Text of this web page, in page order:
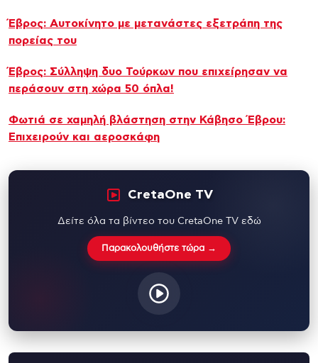
Έβρος: Αυτοκίνητο με μετανάστες εξετράπη της
πορείας του
Έβρος: Σύλληψη δυο Τούρκων που επιχείρησαν να
περάσουν στη χώρα 50 όπλα!
Φωτιά σε χαμηλή βλάστηση στην Κάβησο Έβρου:
Επιχειρούν και αεροσκάφη
CretaOne TV
Δείτε όλα τα βίντεο του CretaOne TV εδώ
Παρακολουθήστε τώρα →